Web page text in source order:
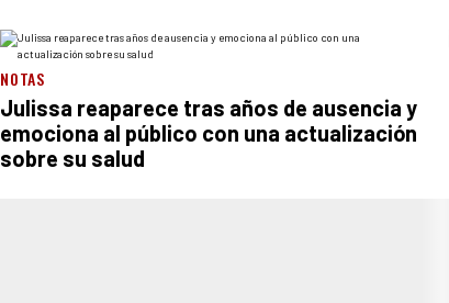
NOTAS
Julissa reaparece tras años de ausencia y
emociona al público con una actualización
sobre su salud